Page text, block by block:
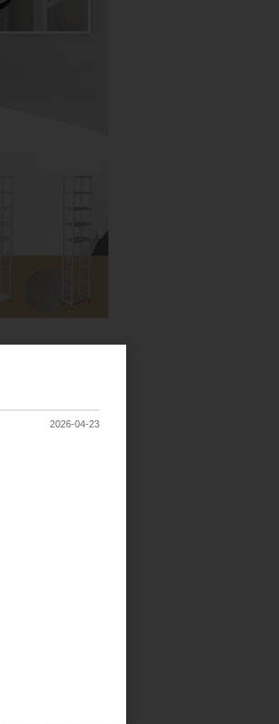
2026-04-23